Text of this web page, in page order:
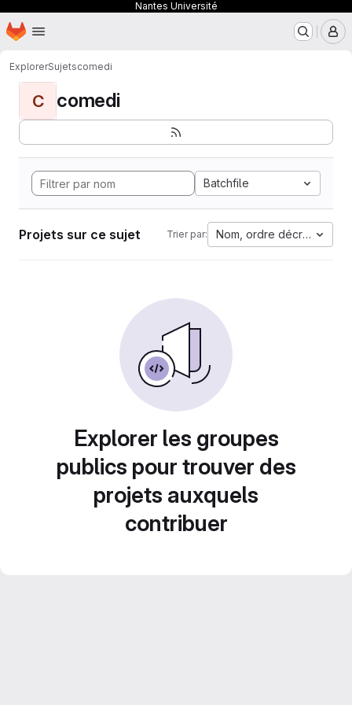
Nantes Université
Passer au contenu principal
Page d'accueil
ExplorerSujetscomedi
C comedi
Batchfile
Projets sur ce sujet Trier par: Nom, ordre décroissant
Explorer les groupes
publics pour trouver des
projets auxquels
contribuer